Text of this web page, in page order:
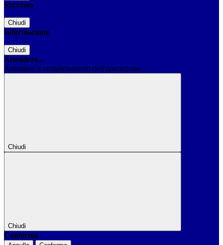
Successo
Chiudi
Informazione
Chiudi
Attendere...
Attendere il completamento dell'operazione...
Chiudi
Chiudi
Conferma